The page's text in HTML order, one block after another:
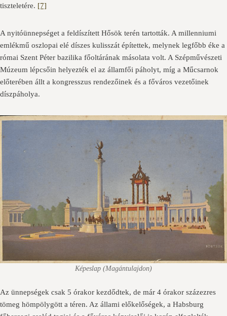
tiszteletére. [7]
A nyitóünnepséget a feldíszített Hősök terén tartották. A millenniumi
emlékmű oszlopai elé díszes kulisszát építettek, melynek legfőbb éke a
római Szent Péter bazilika főoltárának másolata volt. A Szépművészeti
Múzeum lépcsőin helyezték el az államfői páholyt, míg a Műcsarnok
előterében állt a kongresszus rendezőinek és a főváros vezetőinek
díszpáholya.
Képeslap (Magántulajdon)
Az ünnepségek csak 5 órakor kezdődtek, de már 4 órakor százezres
tömeg hömpölygött a téren. Az állami előkelőségek, a Habsburg